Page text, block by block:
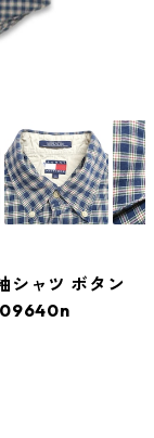
シャツ ボタン